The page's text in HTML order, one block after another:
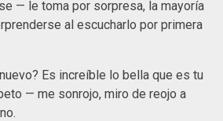
— le toma por sorpresa, la mayoría
al escucharlo por primera
Es increíble lo bella que es tu
— me sonrojo, miro de reojo a